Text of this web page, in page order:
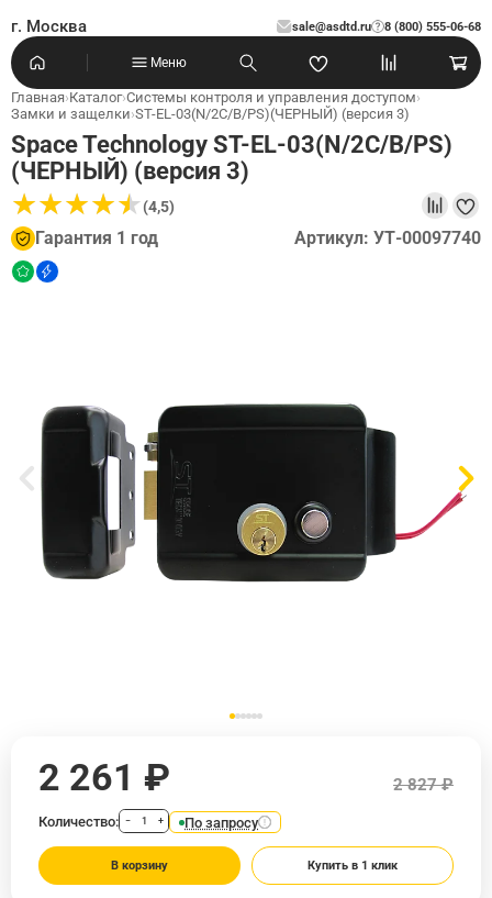
г. Москва sale@asdtd.ru 8 (800) 555-06-68
?
Меню
Главная›Каталог›Системы контроля и управления доступом›
Замки и защелки›ST-EL-03(N/2C/B/PS)(ЧЕРНЫЙ) (версия 3)
Space Technology ST-EL-03(N/2C/B/PS)
(ЧЕРНЫЙ) (версия 3)
★★★★★
★★★★★(4,5)
Гарантия 1 год Артикул: УТ-00097740
2 261 ₽ 2 827 ₽
Количество: − + По запросу
В корзину Купить в 1 клик